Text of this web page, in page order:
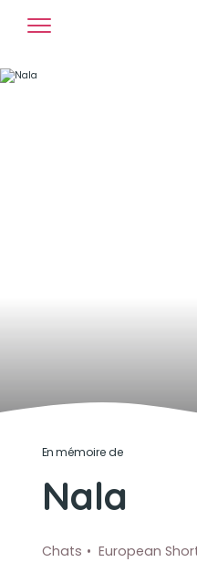
En mémoire de
Nala
Chats European